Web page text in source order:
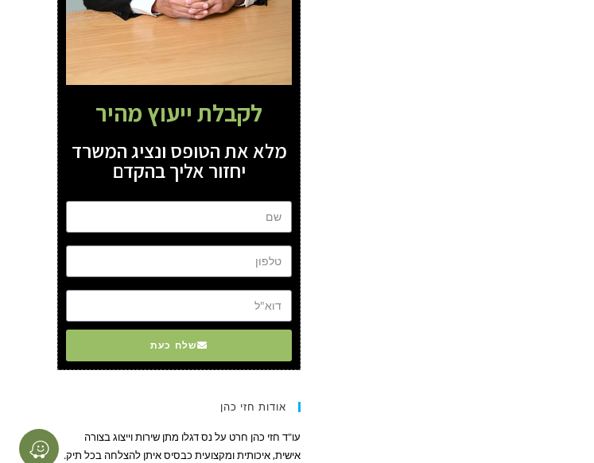
לקבלת ייעוץ מהיר
מלא את הטופס ונציג המשרד
יחזור אליך בהקדם
שלח כעת
אודות חזי כהן
עו"ד חזי כהן חרט על נס דגלו מתן שירות וייצוג בצורה
אישית, איכותית ומקצועית כבסיס איתן להצלחה בכל תיק.